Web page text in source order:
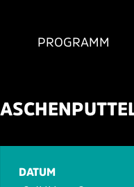
PROGRAMM
DATUM